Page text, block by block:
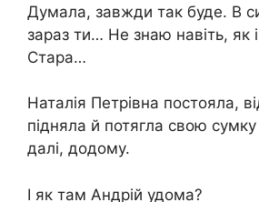
Думала, завжди так буде. В
зараз ти… Не знаю навіть, як
Стара…
Наталія Петрівна постояла,
підняла й потягла свою
далі, додому.
І як там Андрій удома?